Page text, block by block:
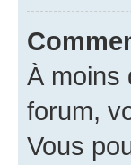
À moins
forum,
Vous